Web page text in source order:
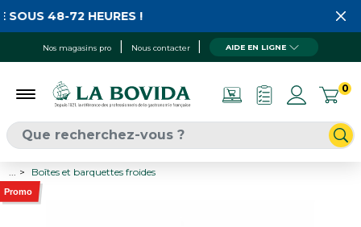
Nos magasins pro Nous contacter AIDE EN LIGNE
0
48-72 HEURES !
Boîtes et barquettes froides
Promo